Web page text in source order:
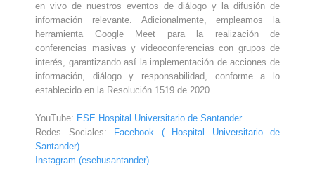
en vivo de nuestros eventos de diálogo y la difusión de
información relevante. Adicionalmente, empleamos la
herramienta Google Meet para la realización de
conferencias masivas y videoconferencias con grupos de
interés, garantizando así la implementación de acciones de
información, diálogo y responsabilidad, conforme a lo
establecido en la Resolución 1519 de 2020.
YouTube: ESE Hospital Universitario de Santander
Redes Sociales:
Facebook ( Hospital Universitario de
Santander)
Instagram (esehusantander)